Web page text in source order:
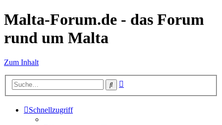
Malta-Forum.de - das Forum
rund um Malta
Zum Inhalt
Suche
Schnellzugriff